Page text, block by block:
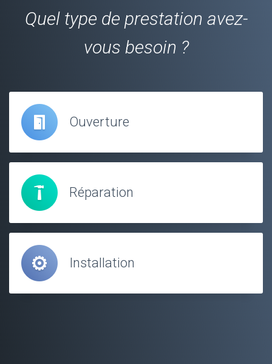
Quel type de prestation avez-
vous besoin ?
Ouverture
Réparation
Installation